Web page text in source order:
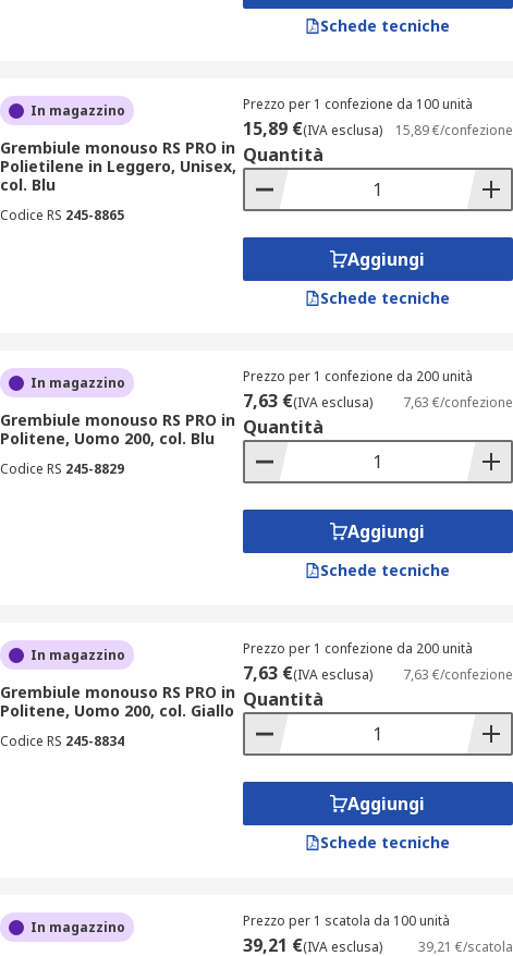
Schede tecniche
In magazzino
Grembiule monouso RS PRO in
Polietilene in Leggero, Unisex,
col. Blu
Codice RS 245-8865
Prezzo per 1 confezione da 100 unità
15,89 €(IVA esclusa) 15,89 €/confezione
Quantità
Aggiungi
Schede tecniche
In magazzino
Grembiule monouso RS PRO in
Politene, Uomo 200, col. Blu
Codice RS 245-8829
Prezzo per 1 confezione da 200 unità
7,63 €(IVA esclusa) 7,63 €/confezione
Quantità
Aggiungi
Schede tecniche
In magazzino
Grembiule monouso RS PRO in
Politene, Uomo 200, col. Giallo
Codice RS 245-8834
Prezzo per 1 confezione da 200 unità
7,63 €(IVA esclusa) 7,63 €/confezione
Quantità
Aggiungi
Schede tecniche
In magazzino Prezzo per 1 scatola da 100 unità
39,21 €(IVA esclusa) 39,21 €/scatola